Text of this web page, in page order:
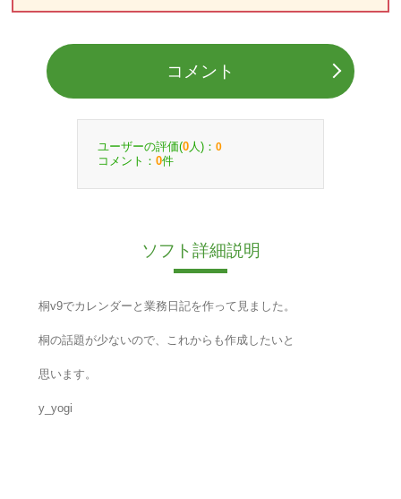
コメント
ユーザーの評価(0 人)： 0
コメント： 0件
ソフト詳細説明
桐v9でカレンダーと業務日記を作って見ました。
桐の話題が少ないので、これからも作成したいと
思います。
y_yogi